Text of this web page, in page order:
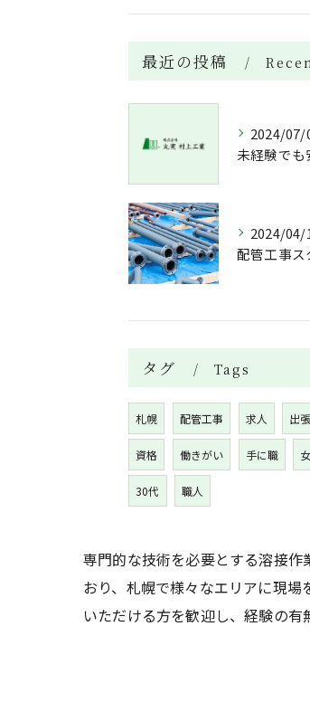
最近の投稿
2024/07/
2024/04/
タグ Tags
札幌 配管工事 求人 出張
資格 働きがい 手に職
30代 職人
専門的な技術を必要とする溶接
おり、札幌で様々なエリアに現
いただける方を歓迎し、経験の